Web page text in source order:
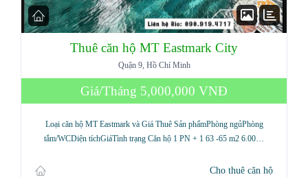
Thuê căn hộ MT Eastmark City
Quận 9, Hồ Chí Minh
Giá/Tháng 5,000,000 VNĐ
Loại căn hộ MT Eastmark và Giá Thuê Sản phẩmPhòng ngủPhòng
tắm/WCDiện tíchGiáTình trạng Căn hộ 1 PN + 1 63 -65 m2 6.00…
Cho thuê căn hộ